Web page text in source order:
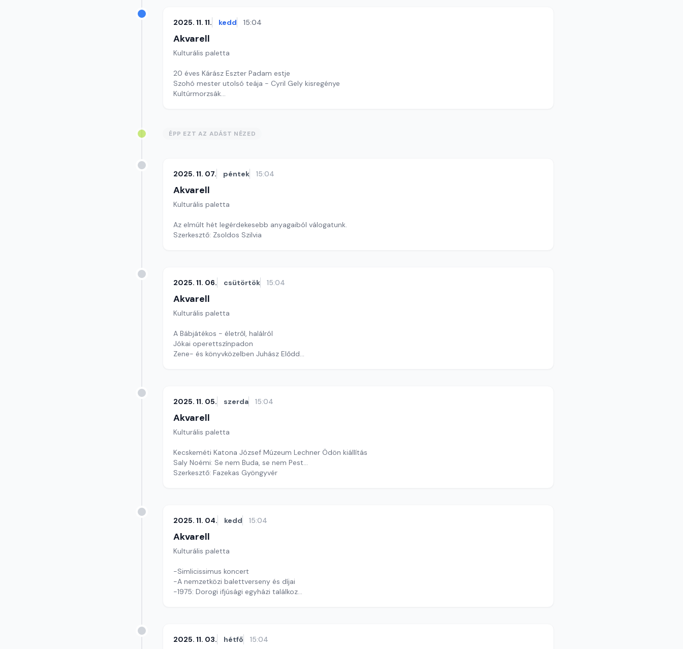
2025. 11. 11. kedd 15:04
Akvarell
Kulturális paletta
20 éves Kárász Eszter Padam estje
Szohó mester utolsó teája - Cyril Gely kisregénye
Kultúrmorzsák
ÉPP EZT AZ ADÁST NÉZED
2025. 11. 07. péntek 15:04
Akvarell
Kulturális paletta
Az elmúlt hét legérdekesebb anyagaiból válogatunk.
Szerkesztő: Zsoldos Szilvia
2025. 11. 06. csütörtök 15:04
Akvarell
Kulturális paletta
A Bábjátékos - életről, halálról
Jókai operettszínpadon
Zene- és könyvközelben Juhász Előddel
2025. 11. 05. szerda 15:04
Akvarell
Kulturális paletta
Kecskeméti Katona József Múzeum Lechner Ödön kiállítás
Saly Noémi: Se nem Buda, se nem Pest...
Szerkesztő: Fazekas Gyöngyvér
2025. 11. 04. kedd 15:04
Akvarell
Kulturális paletta
-Simlicissimus koncert
-A nemzetközi balettverseny és díjai
-1975: Dorogi ifjúsági egyházi találkozó
2025. 11. 03. hétfő 15:04